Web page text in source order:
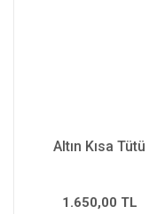
Altın Kısa Tütü
1.650,00 TL